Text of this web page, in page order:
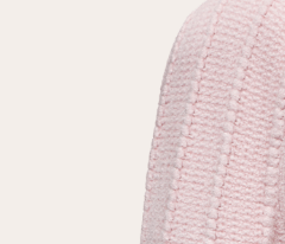
Электронная почта